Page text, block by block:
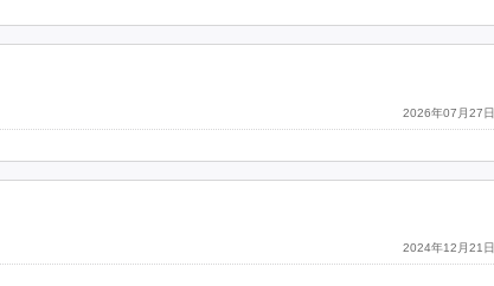
2026年07月27日
2024年12月21日